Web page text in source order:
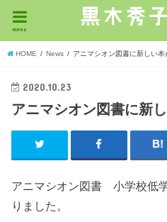
menu
HOME News アニマシオン図書に新しい本
2020.10.23
アニマシオン図書に新
アニマシオン図書 小学校低
りました。